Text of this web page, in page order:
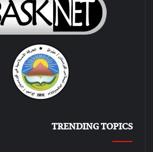
TRENDING TOPICS